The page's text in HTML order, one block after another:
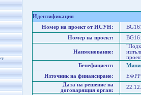
Идентификация
Номер на проект от ИСУН:
Номер на проект:
Наименование:
Бенефициент:
Източник на финансиране:
Дата на решение на
договарящия орган: